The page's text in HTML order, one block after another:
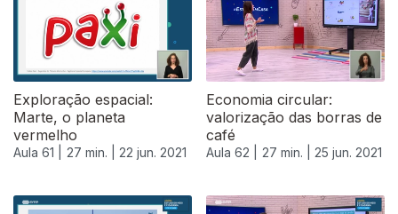
Exploração espacial:
Marte, o planeta
vermelho
Aula 61 | 27 min. | 22 jun. 2021
Economia circular:
valorização das borras de
café
Aula 62 | 27 min. | 25 jun. 2021